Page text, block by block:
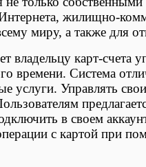
жилищно-
миру, а также для
владельцу карт-счета
времени. Система
услуги. Управлять
в своем
с картой при